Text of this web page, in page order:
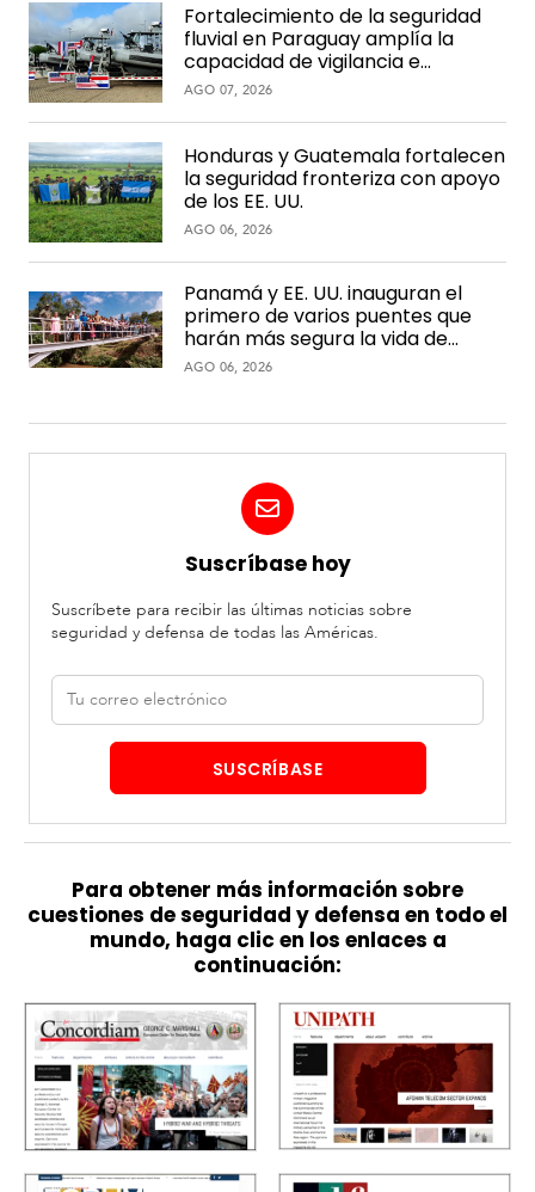
Fortalecimiento de la seguridad
fluvial en Paraguay amplía la
capacidad de vigilancia e
interdicción en la hidrovía
AGO 07, 2026
Honduras y Guatemala fortalecen
la seguridad fronteriza con apoyo
de los EE. UU.
AGO 06, 2026
Panamá y EE. UU. inauguran el
primero de varios puentes que
harán más segura la vida de
comunidades rurales
AGO 06, 2026
Suscríbase hoy
Suscríbete para recibir las últimas noticias sobre
seguridad y defensa de todas las Américas.
Correo
electrónico
SUSCRÍBASE
Para obtener más información sobre
cuestiones de seguridad y defensa en todo el
mundo, haga clic en los enlaces a
continuación: